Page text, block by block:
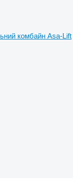
комбайн Asa-Lift